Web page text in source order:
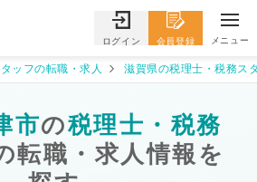
ログイン 会員登録 メニュー
ッフの転職・求人 滋賀県の税理士・税務ス
市の税理士・税務
転職・求人情報を